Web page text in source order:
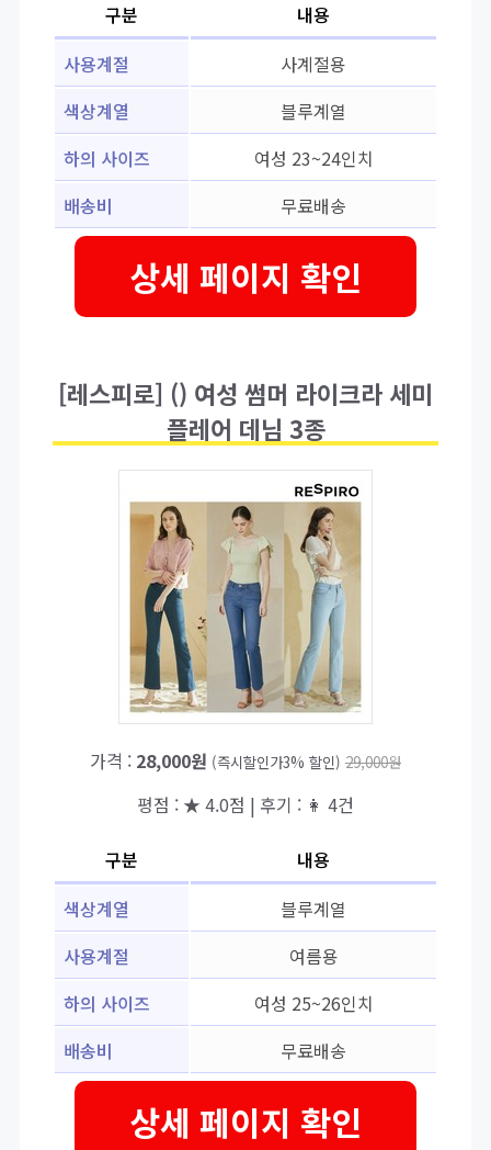
구분
내용
사용계절
사계절용
색상계열
블루계열
하의 사이즈
여성 23~24인치
배송비
무료배송
상세 페이지 확인
[레스피로] () 여성 썸머 라이크라 세미
플레어 데님 3종
가격 : 28,000원 (즉시할인가3% 할인) 29,000원
평점 : ★ 4.0점 | 후기 : 👩 4건
구분
내용
색상계열
블루계열
사용계절
여름용
하의 사이즈
여성 25~26인치
배송비
무료배송
상세 페이지 확인